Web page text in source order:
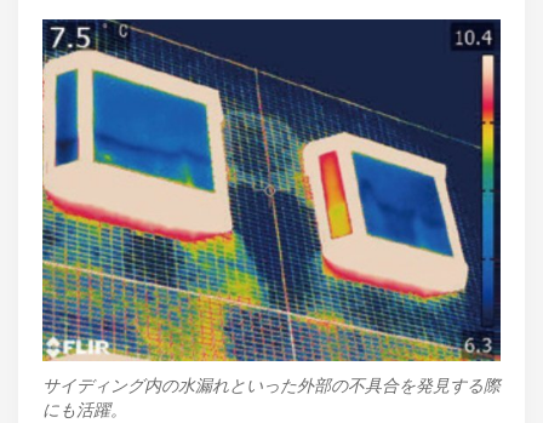
サイディング内の水漏れといった外部の不具合を発見する際
にも活躍。